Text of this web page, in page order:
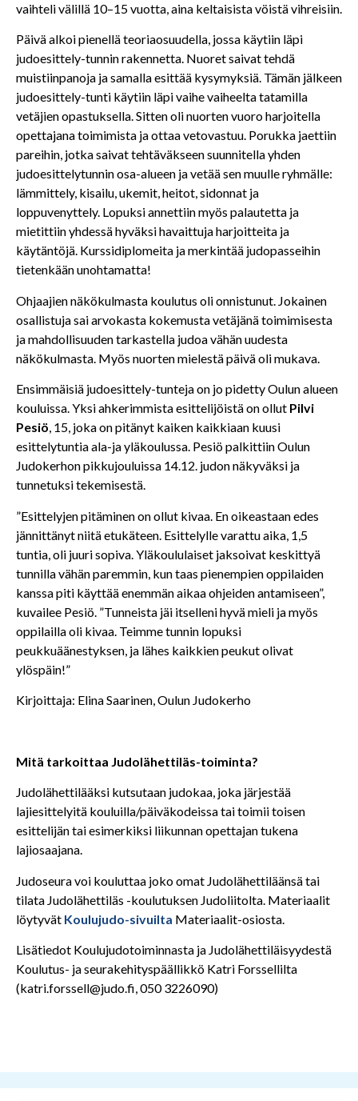
vaihteli välillä 10–15 vuotta, aina keltaisista vöistä vihreisiin.
Päivä alkoi pienellä teoriaosuudella, jossa käytiin läpi
judoesittely-tunnin rakennetta. Nuoret saivat tehdä
muistiinpanoja ja samalla esittää kysymyksiä. Tämän jälkeen
judoesittely-tunti käytiin läpi vaihe vaiheelta tatamilla
vetäjien opastuksella. Sitten oli nuorten vuoro harjoitella
opettajana toimimista ja ottaa vetovastuu. Porukka jaettiin
pareihin, jotka saivat tehtäväkseen suunnitella yhden
judoesittelytunnin osa-alueen ja vetää sen muulle ryhmälle:
lämmittely, kisailu, ukemit, heitot, sidonnat ja
loppuvenyttely. Lopuksi annettiin myös palautetta ja
mietittiin yhdessä hyväksi havaittuja harjoitteita ja
käytäntöjä. Kurssidiplomeita ja merkintää judopasseihin
tietenkään unohtamatta!
Ohjaajien näkökulmasta koulutus oli onnistunut. Jokainen
osallistuja sai arvokasta kokemusta vetäjänä toimimisesta
ja mahdollisuuden tarkastella judoa vähän uudesta
näkökulmasta. Myös nuorten mielestä päivä oli mukava.
Ensimmäisiä judoesittely-tunteja on jo pidetty Oulun alueen
kouluissa. Yksi ahkerimmista esittelijöistä on ollut Pilvi
Pesiö, 15, joka on pitänyt kaiken kaikkiaan kuusi
esittelytuntia ala-ja yläkoulussa. Pesiö palkittiin Oulun
Judokerhon pikkujouluissa 14.12. judon näkyväksi ja
tunnetuksi tekemisestä.
”Esittelyjen pitäminen on ollut kivaa. En oikeastaan edes
jännittänyt niitä etukäteen. Esittelylle varattu aika, 1,5
tuntia, oli juuri sopiva. Yläkoululaiset jaksoivat keskittyä
tunnilla vähän paremmin, kun taas pienempien oppilaiden
kanssa piti käyttää enemmän aikaa ohjeiden antamiseen”,
kuvailee Pesiö. ”Tunneista jäi itselleni hyvä mieli ja myös
oppilailla oli kivaa. Teimme tunnin lopuksi
peukkuäänestyksen, ja lähes kaikkien peukut olivat
ylöspäin!”
Kirjoittaja: Elina Saarinen, Oulun Judokerho
Mitä tarkoittaa Judolähettiläs-toiminta?
Judolähettilääksi kutsutaan judokaa, joka järjestää
lajiesittelyitä kouluilla/päiväkodeissa tai toimii toisen
esittelijän tai esimerkiksi liikunnan opettajan tukena
lajiosaajana.
Judoseura voi kouluttaa joko omat Judolähettiläänsä tai
tilata Judolähettiläs -koulutuksen Judoliitolta. Materiaalit
löytyvät Koulujudo-sivuilta Materiaalit-osiosta.
Lisätiedot Koulujudotoiminnasta ja Judolähettiläisyydestä
Koulutus- ja seurakehityspäällikkö Katri Forssellilta
(katri.forssell@judo.fi, 050 3226090)